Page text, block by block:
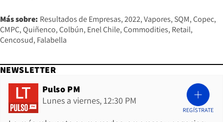
Más sobre: Resultados de Empresas 2022 Vapores SQM Copec
CMPC Quiñenco Colbún Enel Chile Commodities Retail
Cencosud Falabella
NEWSLETTER
Pulso PM
Lunes a viernes, 12:30 PM
REGÍSTRATE